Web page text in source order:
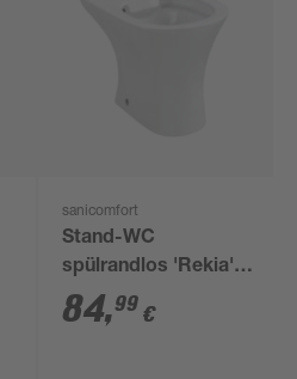
sanicomfort
Stand-WC
spülrandlos 'Rekia'
weiß
84,99 €